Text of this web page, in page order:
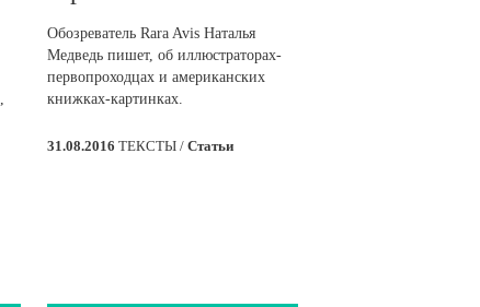
Обозреватель Rara Avis Наталья
Медведь пишет, об иллюстраторах-
первопроходцах и американских
книжках-картинках.
31.08.2016 ТЕКСТЫ / Статьи